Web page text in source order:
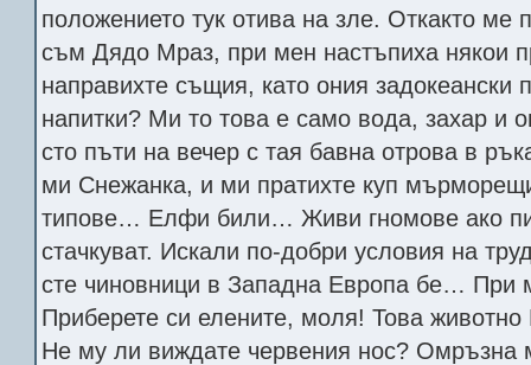
положението тук отива на зле. Откакто ме
съм Дядо Мраз, при мен настъпиха някои
направихте същия, като ония задокеански
напитки? Ми то това е само вода, захар и
сто пъти на вечер с тая бавна отрова в
ми Снежанка, и ми пратихте куп
типове… Елфи били… Живи гномове ако
стачкуват. Искали по-добри условия на
сте чиновници в Западна Европа бе… При
Приберете си елените, моля! Това
Не му ли виждате червения нос? Омръзна